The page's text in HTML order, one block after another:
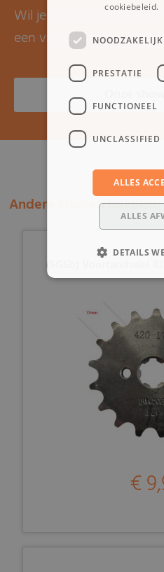
Wil je graag een proefrit
een van onze showrooms.
Andere klanten
€
cookiebeleid.
NOODZAKELIJK
PRESTATIE
FUNCTIONEEL
UNCLASSIFIED
ALLES
ALLES
DETAILS